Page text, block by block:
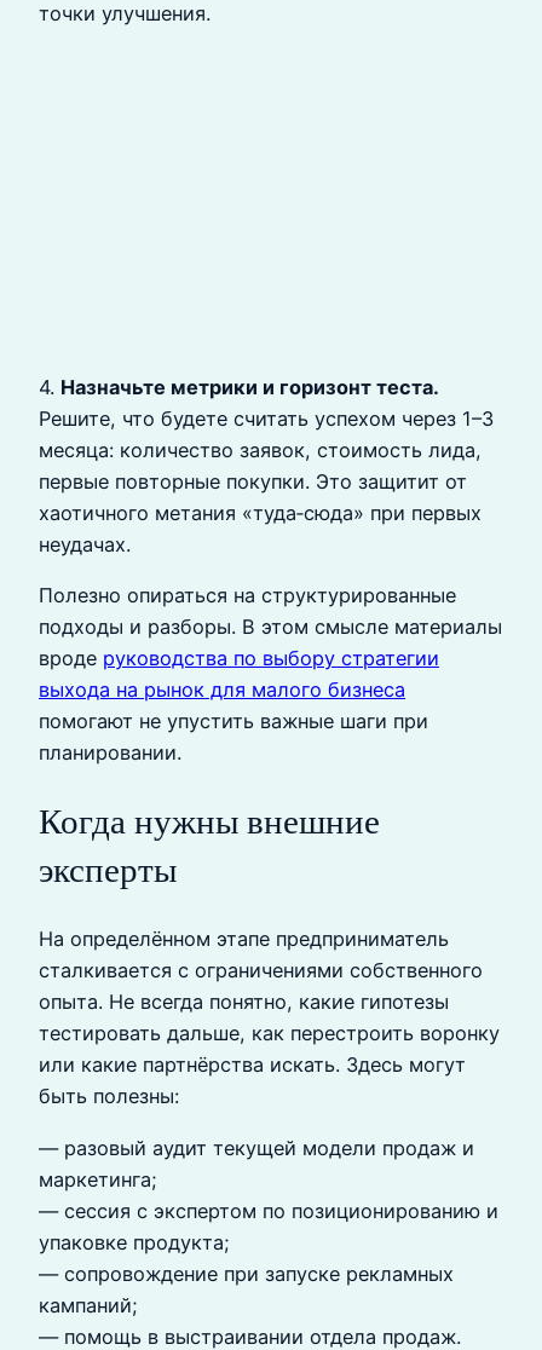
точки улучшения.
4. Назначьте метрики и горизонт теста.
Решите, что будете считать успехом через 1–3
месяца: количество заявок, стоимость лида,
первые повторные покупки. Это защитит от
хаотичного метания «туда‑сюда» при первых
неудачах.
Полезно опираться на структурированные
подходы и разборы. В этом смысле материалы
вроде руководства по выбору стратегии
выхода на рынок для малого бизнеса
помогают не упустить важные шаги при
планировании.
Когда нужны внешние
эксперты
На определённом этапе предприниматель
сталкивается с ограничениями собственного
опыта. Не всегда понятно, какие гипотезы
тестировать дальше, как перестроить воронку
или какие партнёрства искать. Здесь могут
быть полезны:
— разовый аудит текущей модели продаж и
маркетинга;
— сессия с экспертом по позиционированию и
упаковке продукта;
— сопровождение при запуске рекламных
кампаний;
— помощь в выстраивании отдела продаж.